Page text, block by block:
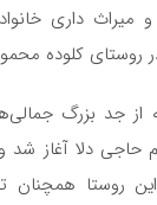
ساله و میراث داری
روستای کلوده
از جد بزرگ
حاجی دلا آغاز شد و
روستا همچنان